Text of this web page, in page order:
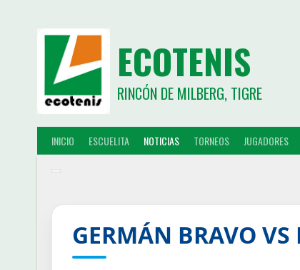
ECOTENIS
RINCÓN DE MILBERG, TIGRE
INICIO ESCUELITA NOTICIAS TORNEOS JUGADORES
GERMÁN BRAVO